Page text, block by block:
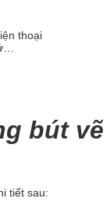
thoại
bút vẽ
tiết sau: